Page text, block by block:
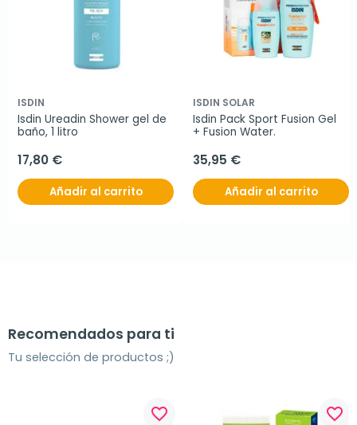
ISDIN
Isdin Ureadin Shower gel de
baño, 1 litro
17,80 €
Añadir al carrito
ISDIN SOLAR
Isdin Pack Sport Fusion Gel
+ Fusion Water.
35,95 €
Añadir al carrito
Recomendados para ti
Tu selección de productos ;)
favorite_border favorite_border